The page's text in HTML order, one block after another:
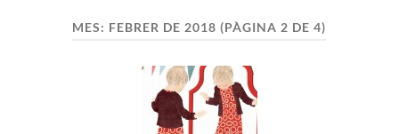
MES: FEBRER DE 2018 (PÀGINA 2 DE 4)